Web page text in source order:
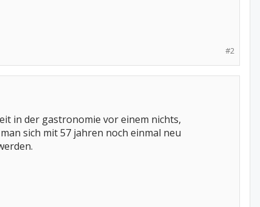
#2
in der gastronomie vor einem nichts,
sich mit 57 jahren noch einmal neu